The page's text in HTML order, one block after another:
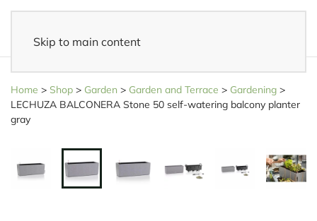
Skip to main content
Home > Shop > Garden > Garden and Terrace > Gardening >
LECHUZA BALCONERA Stone 50 self-watering balcony planter
gray